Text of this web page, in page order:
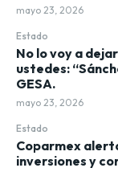
mayo 23, 2026
Estado
No lo voy a
ustedes:
GESA.
mayo 23, 2026
Estado
Coparmex
inversiones y